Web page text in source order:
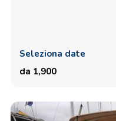
Seleziona date
da 1,900